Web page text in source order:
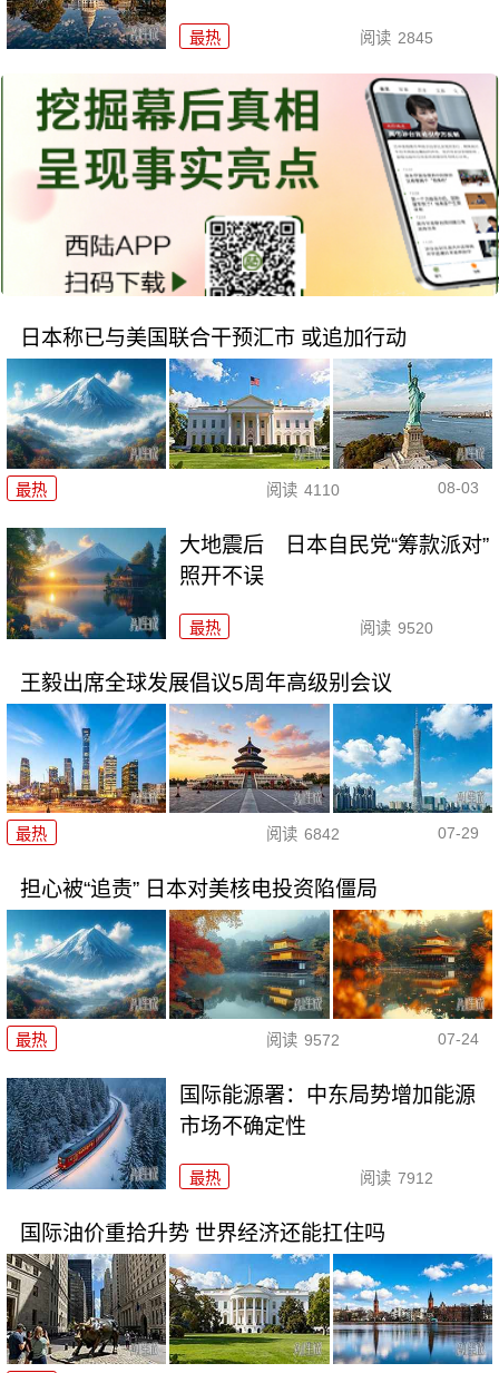
最热 阅读 2845
日本称已与美国联合干预汇市 或追加行动
最热 阅读 4110 08-03
大地震后 日本自民党“筹款派对”
照开不误
最热 阅读 9520
王毅出席全球发展倡议5周年高级别会议
最热 阅读 6842 07-29
担心被“追责” 日本对美核电投资陷僵局
最热 阅读 9572 07-24
国际能源署：中东局势增加能源
市场不确定性
最热 阅读 7912
国际油价重拾升势 世界经济还能扛住吗